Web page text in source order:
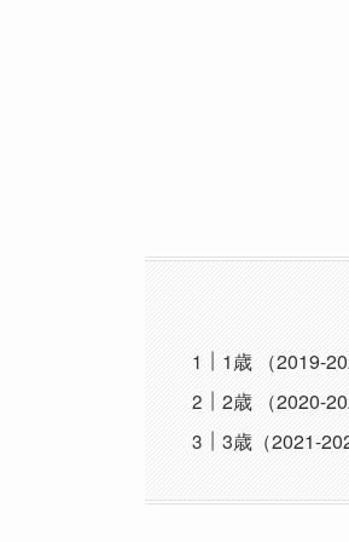
1歳 （2019-
2歳 （2020-
3歳（2021-